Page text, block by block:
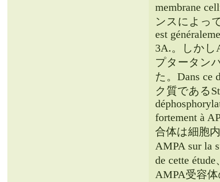
membrane
ンスによっ
est
3A.。
しかし
プタータン
た 。Dans ce
ク質である
fortement à
合体は細胞
AMPA sur la
de cette étude
AMPA受容